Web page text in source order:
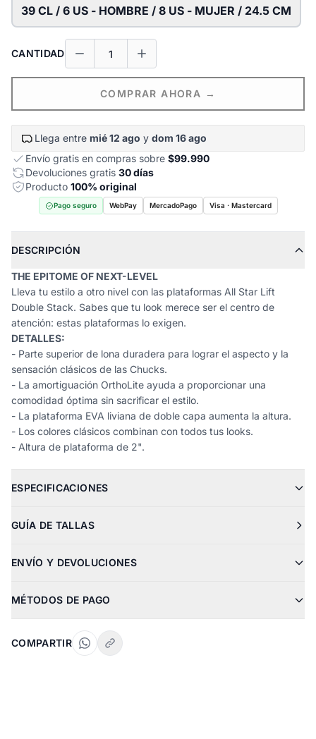
39 CL / 6 US - HOMBRE / 8 US - MUJER / 24.5 CM
CANTIDAD
COMPRAR AHORA →
Llega entre mié 12 ago y dom 16 ago
Envío gratis en compras sobre $99.990
Devoluciones gratis 30 días
Producto 100% original
Pago seguro WebPay MercadoPago Visa · Mastercard
DESCRIPCIÓN
THE EPITOME OF NEXT-LEVEL
Lleva tu estilo a otro nivel con las plataformas All Star Lift
Double Stack. Sabes que tu look merece ser el centro de
atención: estas plataformas lo exigen.
DETALLES:
- Parte superior de lona duradera para lograr el aspecto y la
sensación clásicos de las Chucks.
- La amortiguación OrthoLite ayuda a proporcionar una
comodidad óptima sin sacrificar el estilo.
- La plataforma EVA liviana de doble capa aumenta la altura.
- Los colores clásicos combinan con todos tus looks.
- Altura de plataforma de 2".
ESPECIFICACIONES
GUÍA DE TALLAS
ENVÍO Y DEVOLUCIONES
MÉTODOS DE PAGO
COMPARTIR